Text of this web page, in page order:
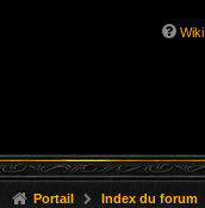
Wiki
Portail Index du forum